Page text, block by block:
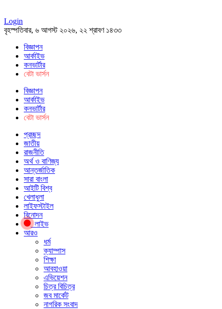
Login
বৃহস্পতিবার, ৬ আগস্ট ২০২৬, ২২ শ্রাবণ ১৪৩৩
বিজ্ঞাপন
আর্কাইভ
কনভার্টার
বেটা ভার্সন
বিজ্ঞাপন
আর্কাইভ
কনভার্টার
বেটা ভার্সন
প্রচ্ছদ
জাতীয়
রাজনীতি
অর্থ ও বাণিজ্য
আন্তর্জাতিক
সারা বাংলা
আইটি বিশ্ব
খেলাধুলা
লাইফস্টাইল
বিনোদন
লাইভ
আরও
ধর্ম
ক্যাম্পাস
শিক্ষা
আবহাওয়া
এভিয়েশন
চিত্র বিচিত্র
জব মার্কেট
নাগরিক সংবাদ